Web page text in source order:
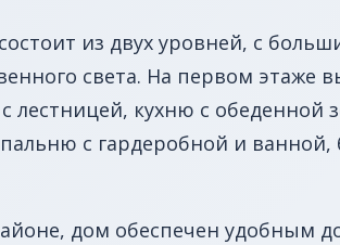
из двух уровней, с
света. На первом этаже
лестницей, кухню с
с гардеробной и ванной,
дом обеспечен удобным